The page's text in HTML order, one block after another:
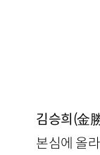
김승희(金
본심에 올